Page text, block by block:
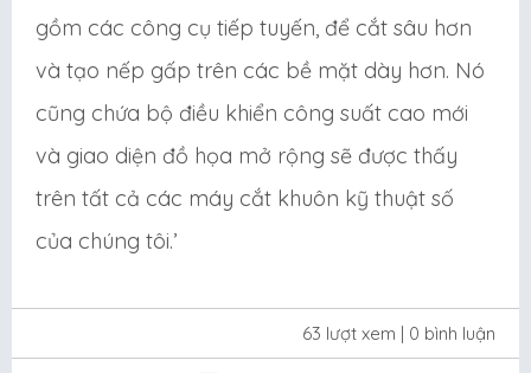
gồm các công cụ tiếp tuyến, để cắt sâu hơn
và tạo nếp gấp trên các bề mặt dày hơn. Nó
cũng chứa bộ điều khiển công suất cao mới
và giao diện đồ họa mở rộng sẽ được thấy
trên tất cả các máy cắt khuôn kỹ thuật số
của chúng tôi.’
63 lượt xem | 0 bình luận